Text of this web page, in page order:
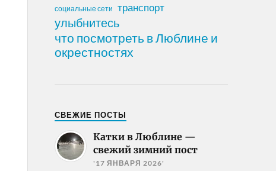
социальные сети транспорт
улыбнитесь
что посмотреть в Люблине и
окрестностях
СВЕЖИЕ ПОСТЫ
Катки в Люблине —
свежий зимний пост
'17 ЯНВАРЯ 2026'